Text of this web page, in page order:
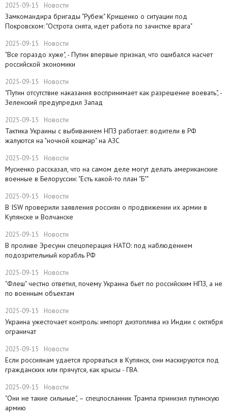
2025-09-15 Новости
Замкомандира бригады "Рубеж" Крищенко​ о ситуации под
Покровском: "Острота снята, идет работа по зачистке врага"
2025-09-15 Новости
"Все гораздо хуже", - Путин впервые признал, что ошибался насчет
российской экономики
2025-09-15 Новости
​"Путин отсутствие наказания воспринимает как разрешение воевать", -
Зеленский предупредил Запад
2025-09-15 Новости
Тактика Украины с выбиванием НПЗ работает: водители в РФ
жалуются на "ночной кошмар" на АЗС
2025-09-15 Новости
Мусиенко рассказал, что на самом деле могут делать американские
военные в Белоруссии: "Есть какой-то план "Б""
2025-09-15 Новости
В ISW проверили заявления россиян о продвижении их армии в
Купянске и Волчанске
2025-09-15 Новости
​В проливе Эресунн спецоперация НАТО: под наблюдением
подозрительный корабль РФ
2025-09-15 Новости
"Флеш" честно ответил, почему Украина бьет по российским НПЗ, а не
по военным объектам
2025-09-15 Новости
Украина ужесточает контроль: импорт дизтоплива из Индии с октября
ограничат
2025-09-15 Новости
Если россиянам удается прорваться в Купянск, они маскируются под
гражданских или прячутся, как крысы - ГВА
2025-09-15 Новости
"Они не такие сильные", – спецпосланник Трампа принизил путинскую
армию